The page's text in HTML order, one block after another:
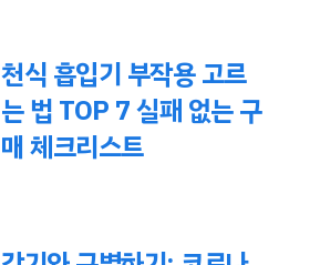
천식 흡입기 부작용 고르
는 법 TOP 7 실패 없는 구
매 체크리스트